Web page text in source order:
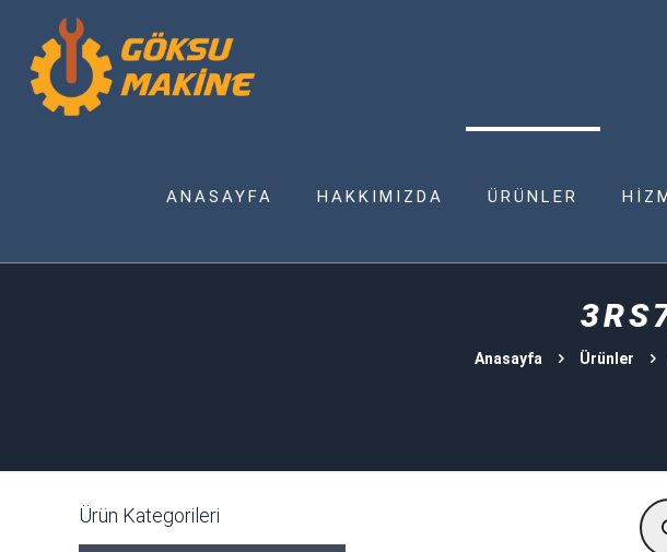
ANASAYFA HAKKIMIZDA ÜRÜNLER
Anasayfa Ürünler
Ürün Kategorileri